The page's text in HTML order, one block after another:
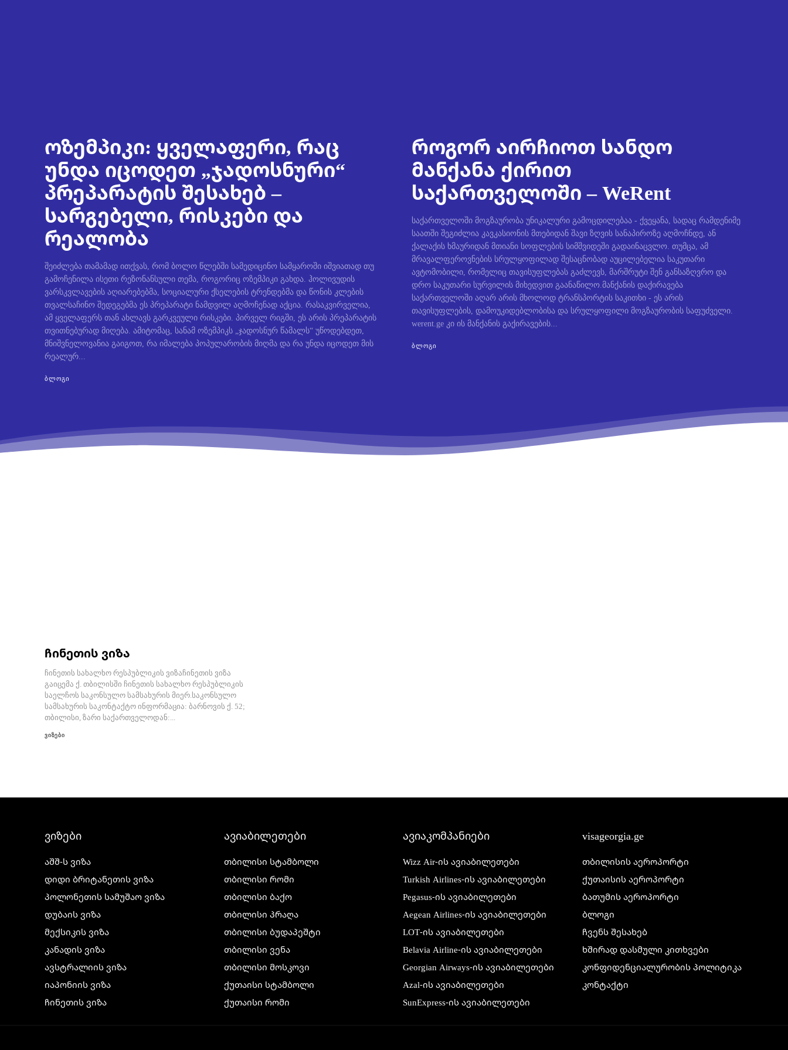
ოზემპიკი: ყველაფერი, რაც
უნდა იცოდეთ „ჯადოსნური“
პრეპარატის შესახებ –
სარგებელი, რისკები და
რეალობა
შეიძლება თამამად ითქვას, რომ ბოლო წლებში სამედიცინო სამყაროში იშვიათად თუ
გამოჩენილა ისეთი რეზონანსული თემა, როგორიც ოზემპიკი გახდა. ჰოლივუდის
ვარსკვლავების აღიარებებმა, სოციალური ქსელების ტრენდებმა და წონის კლების
თვალსაჩინო შედეგებმა ეს პრეპარატი ნამდვილ აღმოჩენად აქცია. რასაკვირველია,
ამ ყველაფერს თან ახლავს გარკვეული რისკები. პირველ რიგში, ეს არის პრეპარატის
თვითნებურად მიღება. ამიტომაც, სანამ ოზემპიკს „ჯადოსნურ წამალს“ უწოდებდეთ,
მნიშვნელოვანია გაიგოთ, რა იმალება პოპულარობის მიღმა და რა უნდა იცოდეთ მის
რეალურ...
ᲑᲚᲝᲒᲘ
როგორ აირჩიოთ სანდო
მანქანა ქირით
საქართველოში – WeRent
საქართველოში მოგზაურობა უნიკალური გამოცდილებაა - ქვეყანა, სადაც რამდენიმე
საათში შეგიძლია კავკასიონის მთებიდან შავი ზღვის სანაპიროზე აღმოჩნდე, ან
ქალაქის ხმაურიდან მთიანი სოფლების სიმშვიდეში გადაინაცვლო. თუმცა, ამ
მრავალფეროვნების სრულყოფილად შესაცნობად აუცილებელია საკუთარი
ავტომობილი, რომელიც თავისუფლებას გაძლევს, მარშრუტი შენ განსაზღვრო და
დრო საკუთარი სურვილის მიხედვით გაანაწილო.მანქანის დაქირავება
საქართველოში აღარ არის მხოლოდ ტრანსპორტის საკითხი - ეს არის
თავისუფლების, დამოუკიდებლობისა და სრულყოფილი მოგზაურობის საფუძველი.
werent.ge კი ის მანქანის გაქირავების...
ᲑᲚᲝᲒᲘ
ჩინეთის ვიზა
ჩინეთის სახალხო რესპუბლიკის ვიზაჩინეთის ვიზა
გაიცემა ქ. თბილისში ჩინეთის სახალხო რესპუბლიკის
საელჩოს საკონსულო სამსახურის მიერ.საკონსულო
სამსახურის საკონტაქტო ინფორმაცია: ბარნოვის ქ. 52;
თბილისი, ზარი საქართველოდან:...
ვიზები
ვიზები
აშშ-ს ვიზა
დიდი ბრიტანეთის ვიზა
პოლონეთის სამუშაო ვიზა
დუბაის ვიზა
მექსიკის ვიზა
კანადის ვიზა
ავსტრალიის ვიზა
იაპონიის ვიზა
ჩინეთის ვიზა
ავიაბილეთები
თბილისი სტამბოლი
თბილისი რომი
თბილისი ბაქო
თბილისი პრაღა
თბილისი ბუდაპეშტი
თბილისი ვენა
თბილისი მოსკოვი
ქუთაისი სტამბოლი
ქუთაისი რომი
ავიაკომპანიები
Wizz Air-ის ავიაბილეთები
Turkish Airlines-ის ავიაბილეთები
Pegasus-ის ავიაბილეთები
Aegean Airlines-ის ავიაბილეთები
LOT-ის ავიაბილეთები
Belavia Airline-ის ავიაბილეთები
Georgian Airways-ის ავიაბილეთები
Azal-ის ავიაბილეთები
SunExpress-ის ავიაბილეთები
visageorgia.ge
თბილისის აეროპორტი
ქუთაისის აეროპორტი
ბათუმის აეროპორტი
ბლოგი
ჩვენს შესახებ
ხშირად დასმული კითხვები
კონფიდენციალურობის პოლიტიკა
კონტაქტი